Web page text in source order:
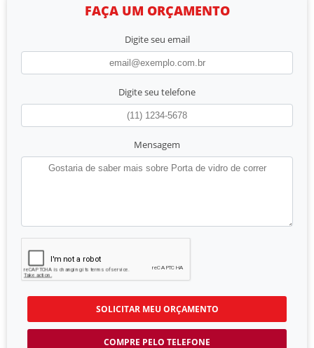
FAÇA UM ORÇAMENTO
Digite seu email
Digite seu telefone
Mensagem
SOLICITAR MEU ORÇAMENTO
COMPRE PELO TELEFONE